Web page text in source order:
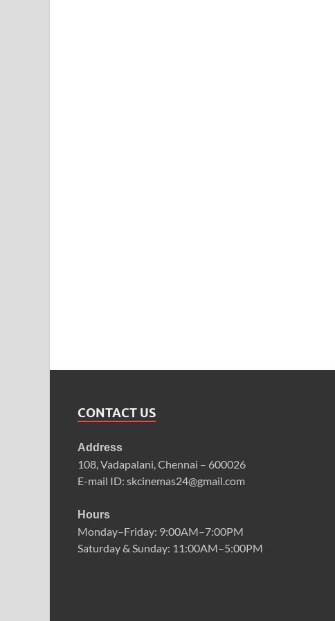
CONTACT US
Address
108, Vadapalani, Chennai – 600026
E-mail ID: skcinemas24@gmail.com
Hours
Monday–Friday: 9:00AM–7:00PM
Saturday & Sunday: 11:00AM–5:00PM